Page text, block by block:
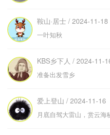
鞍山·居士 / 2024-11-18
一叶知秋
KBS乡下人 / 2024-11-
准备出发雪乡
爱上登山 / 2024-11-16
月底自驾大雷山，赏云海